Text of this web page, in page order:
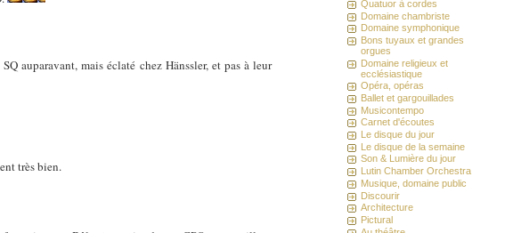
auparavant, mais éclaté chez Hänssler, et pas à leur
très bien.
Quatuor à cordes
Domaine chambriste
Domaine symphonique
Bons tuyaux et grandes
orgues
Domaine religieux et
ecclésiastique
Opéra, opéras
Ballet et gargouillades
Musicontempo
Carnet d'écoutes
Le disque du jour
Le disque de la semaine
Son & Lumière du jour
Lutin Chamber Orchestra
Musique, domaine public
Discourir
Architecture
Pictural